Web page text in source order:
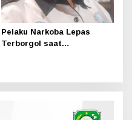
Pelaku Narkoba Lepas
Terborgol saat
Kasi Propam